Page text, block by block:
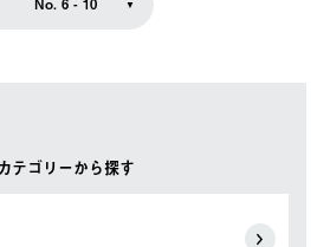
カテゴリーから探す